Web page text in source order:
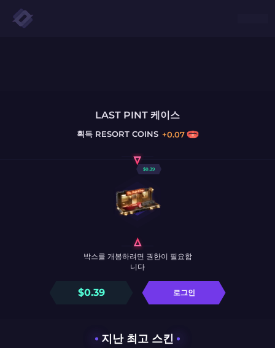
LAST PINT 케이스
획득RESORT COINS +0.07
$0.39
$0.39 로그인
박스를 개봉하려면 권한이 필요합
니다
지난 최고 스킨